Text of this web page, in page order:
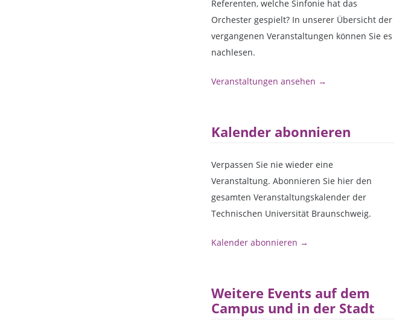
Referenten, welche Sinfonie hat das
Orchester gespielt? In unserer Übersicht der
vergangenen Veranstaltungen können Sie es
nachlesen.
Veranstaltungen ansehen →
Kalender abonnieren
Verpassen Sie nie wieder eine
Veranstaltung. Abonnieren Sie hier den
gesamten Veranstaltungskalender der
Technischen Universität Braunschweig.
Kalender abonnieren →
Weitere Events auf dem
Campus und in der Stadt